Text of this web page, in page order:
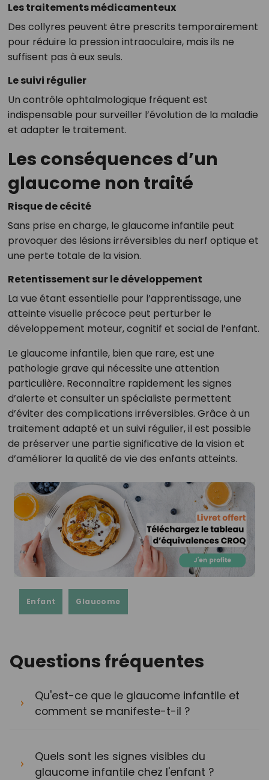
Les traitements médicamenteux
Des collyres peuvent être prescrits temporairement
pour réduire la pression intraoculaire, mais ils ne
suffisent pas à eux seuls.
Le suivi régulier
Un contrôle ophtalmologique fréquent est
indispensable pour surveiller l’évolution de la maladie
et adapter le traitement.
Les conséquences d’un
glaucome non traité
Risque de cécité
Sans prise en charge, le glaucome infantile peut
provoquer des lésions irréversibles du nerf optique et
une perte totale de la vision.
Retentissement sur le développement
La vue étant essentielle pour l’apprentissage, une
atteinte visuelle précoce peut perturber le
développement moteur, cognitif et social de l’enfant.
Le glaucome infantile, bien que rare, est une
pathologie grave qui nécessite une attention
particulière. Reconnaître rapidement les signes
d’alerte et consulter un spécialiste permettent
d’éviter des complications irréversibles. Grâce à un
traitement adapté et un suivi régulier, il est possible
de préserver une partie significative de la vision et
d’améliorer la qualité de vie des enfants atteints.
Enfant Glaucome
Questions fréquentes
Qu'est-ce que le glaucome infantile et
comment se manifeste-t-il ?
Quels sont les signes visibles du
glaucome infantile chez l'enfant ?